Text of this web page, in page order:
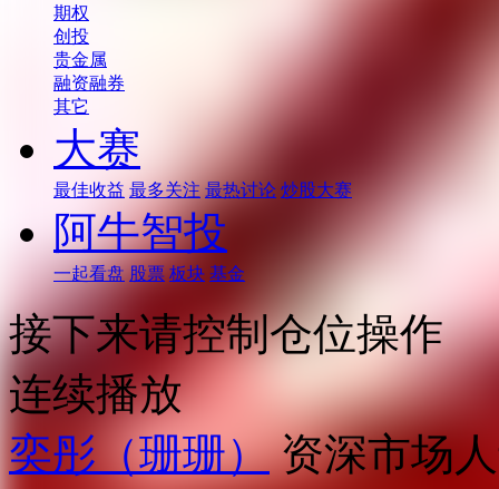
期权
创投
贵金属
融资融券
其它
大赛
最佳收益 最多关注 最热讨论 炒股大赛
阿牛智投
一起看盘 股票 板块 基金
接下来请控制仓位操作
连续播放
奕彤（珊珊） 资深市场